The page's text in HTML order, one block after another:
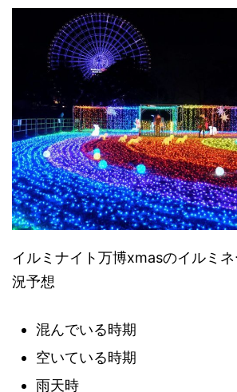
イルミナイト万博xmasのイルミ
況予想
混んでいる時期
空いている時期
雨天時